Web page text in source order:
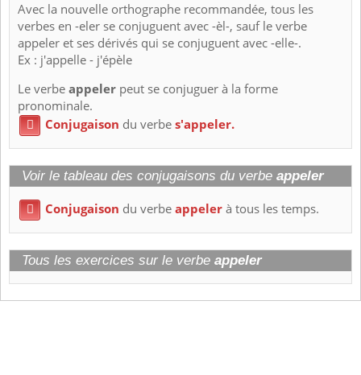
Avec la nouvelle orthographe recommandée, tous les
verbes en -eler se conjuguent avec -èl-, sauf le verbe
appeler et ses dérivés qui se conjuguent avec -elle-.
Ex : j'appelle - j'épèle
Le verbeappeler peut se conjuguer à la forme
pronominale.
 Conjugaison du verbes'appeler.
Voir le tableau des conjugaisons du verbe appeler
 Conjugaison du verbeappelerà tous les temps.
Tous les exercices sur le verbe appeler